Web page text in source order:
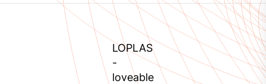
LOPLAS
-
loveable